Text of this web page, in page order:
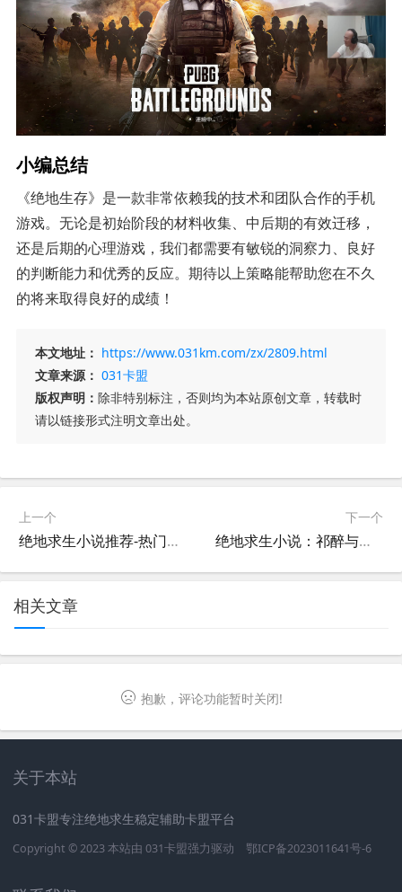
小编总结
《绝地生存》是一款非常依赖我的技术和团队合作的手机
游戏。无论是初始阶段的材料收集、中后期的有效迁移，
还是后期的心理游戏，我们都需要有敏锐的洞察力、良好
的判断能力和优秀的反应。期待以上策略能帮助您在不久
的将来取得良好的成绩！
本文地址： https://www.031km.com/zx/2809.html
文章来源： 031卡盟
版权声明： 除非特别标注，否则均为本站原创文章，转载时
请以链接形式注明文章出处。
上一个
绝地求生小说推荐-热门绝地求生小说阅读指南
下一个
绝地求生小说：祁醉与于炀的冒险-绝地求生小说中祁醉和于炀的精彩对决
相关文章
抱歉，评论功能暂时关闭!
关于本站
031卡盟专注绝地求生稳定辅助卡盟平台
Copyright © 2023 本站由 031卡盟强力驱动 鄂ICP备2023011641号-6